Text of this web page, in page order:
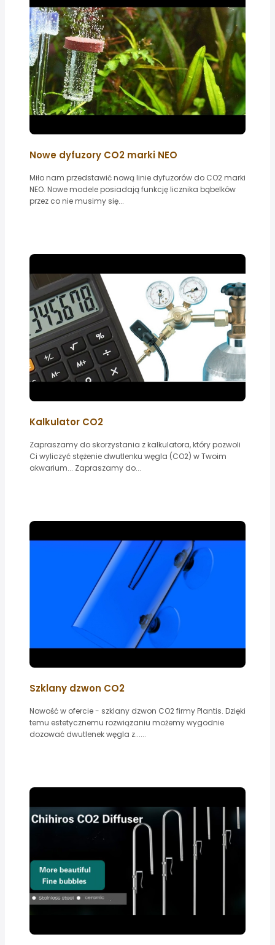
Nowe dyfuzory CO2 marki NEO
Miło nam przedstawić nową linie dyfuzorów do CO2 marki
NEO. Nowe modele posiadają funkcję licznika bąbelków
przez co nie musimy się...
Kalkulator CO2
Zapraszamy do skorzystania z kalkulatora, który pozwoli
Ci wyliczyć stężenie dwutlenku węgla (CO2) w Twoim
akwarium... Zapraszamy do...
Szklany dzwon CO2
Nowość w ofercie - szklany dzwon CO2 firmy Plantis. Dzięki
temu estetycznemu rozwiązaniu możemy wygodnie
dozować dwutlenek węgla z......